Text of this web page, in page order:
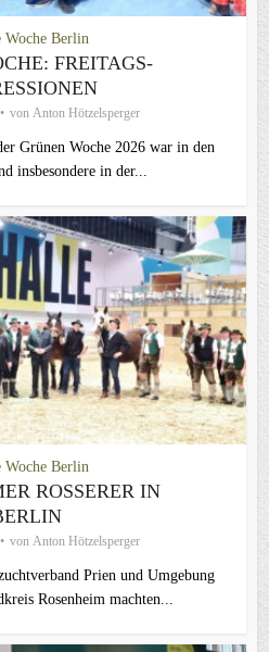
Woche Berlin
FREITAGS-
von Anton Hötzelsperger
Grünen Woche 2026 war in den
insbesondere in der...
Woche Berlin
ROSSERER IN
von Anton Hötzelsperger
Prien und Umgebung
Rosenheim machten...